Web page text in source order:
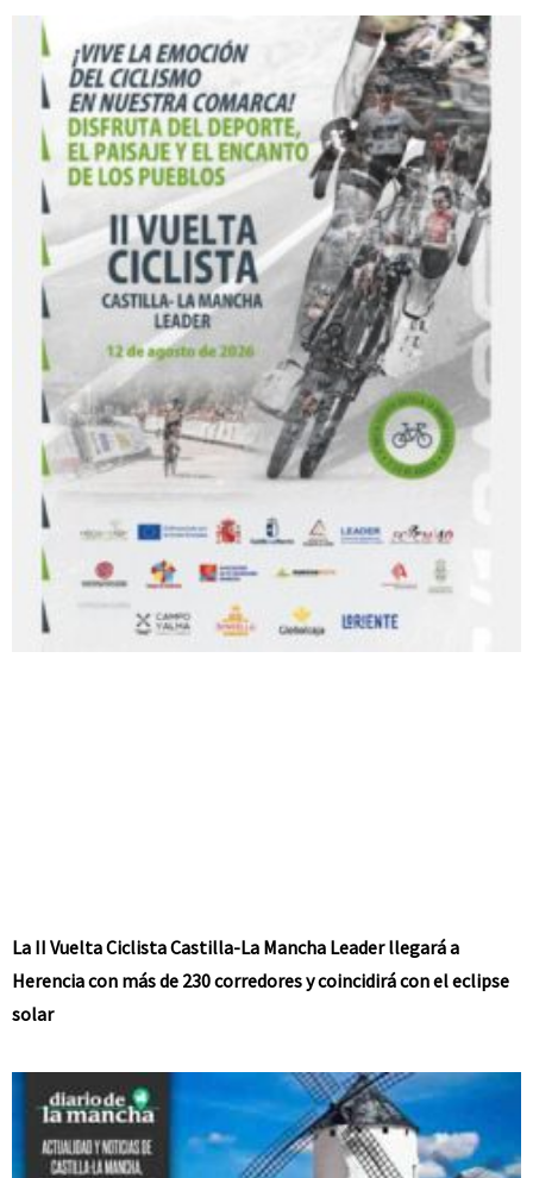
La II Vuelta Ciclista Castilla-La Mancha Leader llegará a
Herencia con más de 230 corredores y coincidirá con el eclipse
solar